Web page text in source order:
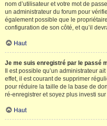
nom d’utilisateur et votre mot de
un administrateur du forum pour
également possible que le
configuration de son côté, et qu’il
Haut
Je me suis enregistré par le passé
Il est possible qu’un administrateur
effet, il est courant de supprimer
pour réduire la taille de la base de
ré-enregistrer et soyez plus investi
Haut